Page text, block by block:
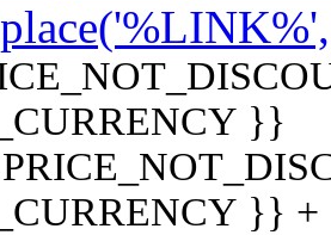
}}
}}